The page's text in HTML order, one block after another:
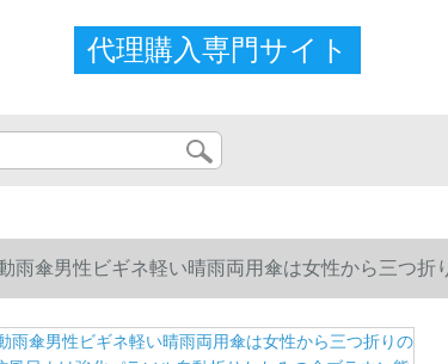
代理購入専門サイト
雨傘男性ビギネ軽い晴雨両用傘は女性から三つ折